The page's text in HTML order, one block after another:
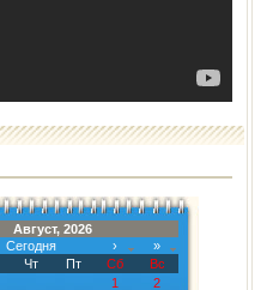
Август, 2026
Сегодня ›
»
Чт Пт Сб
Вс
1
2